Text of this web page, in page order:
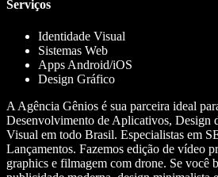
Serviços
Identidade Visual
Sistemas Web
Apps Android/iOS
Design Gráfico
A Agência Gênios é sua parceira ideal
Desenvolvimento de Aplicativos, Design
Visual em todo Brasil. Especialistas em
Lançamentos. Fazemos edição de vídeo
graphics e filmagem com drone. Se você